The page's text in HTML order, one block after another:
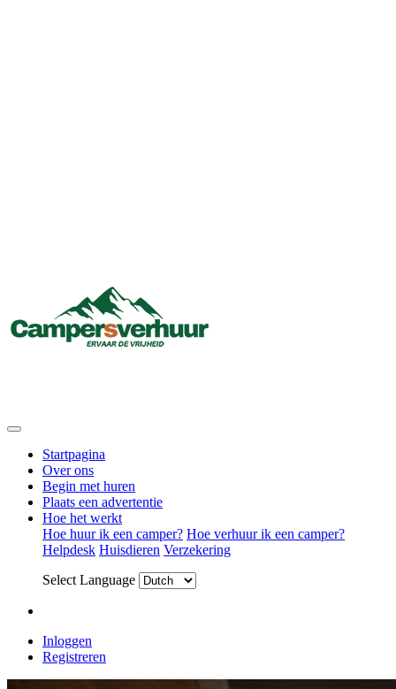
Startpagina
Over ons
Begin met huren
Plaats een advertentie
Hoe het werkt
Hoe huur ik een camper? Hoe verhuur ik een camper?
Helpdesk Huisdieren Verzekering
Select Language
Inloggen
Registreren